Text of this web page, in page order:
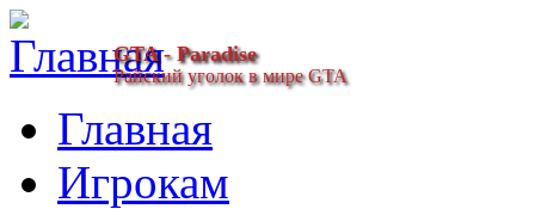
GTA - Paradise
Райский уголок в мире GTA
Главная
Игрокам